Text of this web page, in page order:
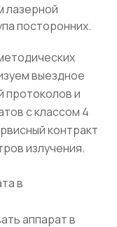
лазерной
посторонних.
выездное
протоколов и
с классом 4
контракт
излучения.
в
аппарат в